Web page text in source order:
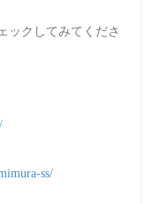
ックしてみてくださ
ss/